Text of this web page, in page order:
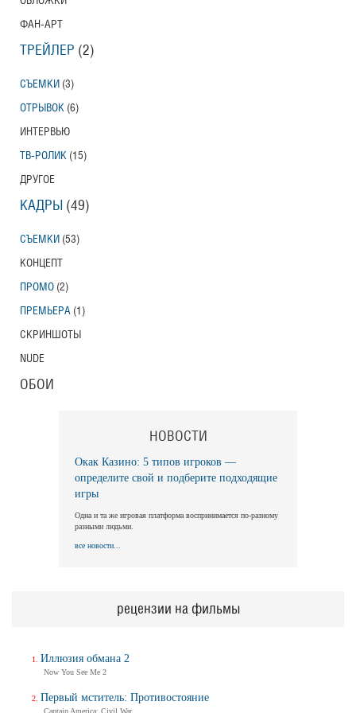
Балерина
Ballerina
Трейлер (на русском)
ФАН-АРТ
ТРЕЙЛЕР (2)
СЪЕМКИ (3)
ОТРЫВОК (6)
ИНТЕРВЬЮ
ТВ-РОЛИК (15)
ДРУГОЕ
КАДРЫ (49)
СЪЕМКИ (53)
КОНЦЕПТ
ПРОМО (2)
ПРЕМЬЕРА (1)
СКРИНШОТЫ
NUDE
ОБОИ
НОВОСТИ
Окак Казино: 5 типов игроков —
определите свой и подберите подходящие
игры
Одна и та же игровая платформа воспринимается по-разному
разными людьми.
все новости...
рецензии на фильмы
Иллюзия обмана 2
Now You See Me 2
Первый мститель: Противостояние